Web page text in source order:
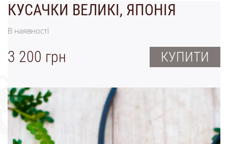
КУСАЧКИ ВЕЛИКІ, ЯПОНІЯ
В наявності
3 200 грн КУПИТИ